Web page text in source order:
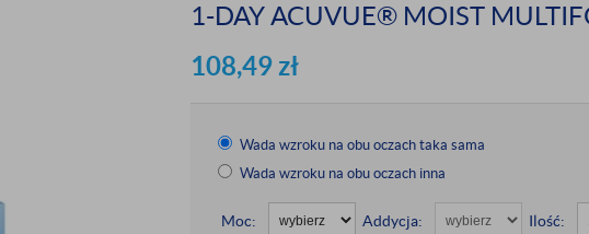
1-DAY ACUVUE® MOIST
108,49 zł
Wada wzroku na obu oczach taka sama
Wada wzroku na obu oczach inna
Moc: Addycja: Ilość: